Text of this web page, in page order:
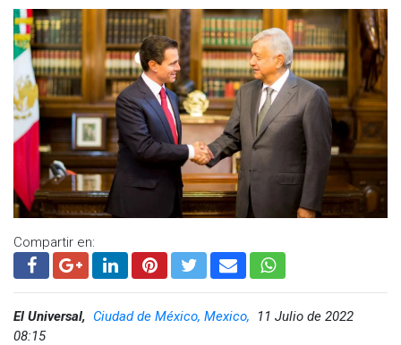
Compartir en:
El Universal, Ciudad de México, Mexico,
11 Julio de 2022
08:15